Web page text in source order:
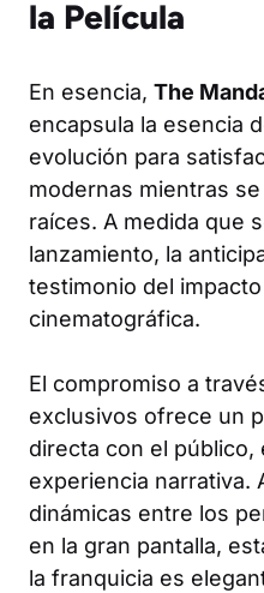
la Película
En esencia, The
encapsula la esencia
evolución para
modernas mientras
raíces. A medida que
lanzamiento, la
testimonio del
cinematográfica.
El compromiso a
exclusivos ofrece un
directa con el público,
experiencia narrativa.
dinámicas entre los
en la gran pantalla,
la franquicia es